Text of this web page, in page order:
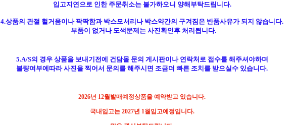
입고지연으로 인한 주문취소는 불가하오니 양해부탁드립니다.
4.상품의 관절 헐거움이나 팍팍함과 박스모서리나 박스약간의 구겨짐은 반품사유가 되지 않습니다.
부품이 없거나 도색문제는 사진확인후 처리됩니다.
5.A/S의 경우 상품을 보내기전에 건담몰 문의 게시판이나 연락처로 접수를 해주셔야하며
불량여부에따라 사진을 찍어서 문의를 해주시면 조금더 빠른 조치를 받으실수 있습니다.
2026년 12월발매예정상품을 예약받고 있습니다.
국내입고는 2027년 1월입고예정입니다.